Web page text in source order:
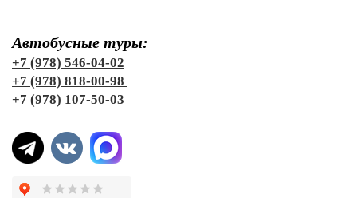
Автобусные туры:
+7 (978) 546-04-02
+7 (978) 818-00-98
+7 (978) 107-50-03